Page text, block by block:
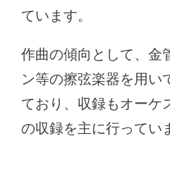
ています。
作曲の傾向として、金
ン等の擦弦楽器を用い
ており、収録もオーケ
の収録を主に行ってい